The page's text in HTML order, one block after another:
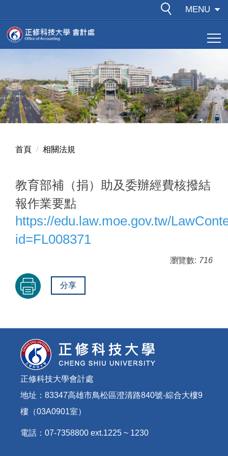
到
主
要
區
MENU
首頁 相關法規
教育部補（捐）助及委辦經費核撥結
報作業要點
https://edu.law.moe.gov.tw/
id=FL008371
瀏覽數: 716
分享
正修科技大學會計處
地址：83347高雄市鳥松區澄清路840號-綜合大樓9
樓（03A0901室）
電話：07-7358800 ext.1225 ~ 1230